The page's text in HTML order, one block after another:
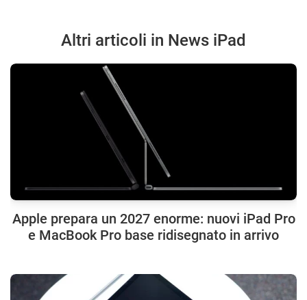
Altri articoli in News iPad
Apple prepara un 2027 enorme: nuovi iPad Pro
e MacBook Pro base ridisegnato in arrivo